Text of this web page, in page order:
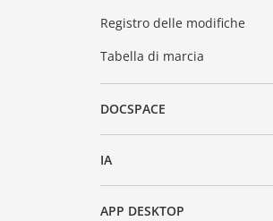
Registro delle modifiche
Tabella di marcia
DOCSPACE
IA
APP DESKTOP